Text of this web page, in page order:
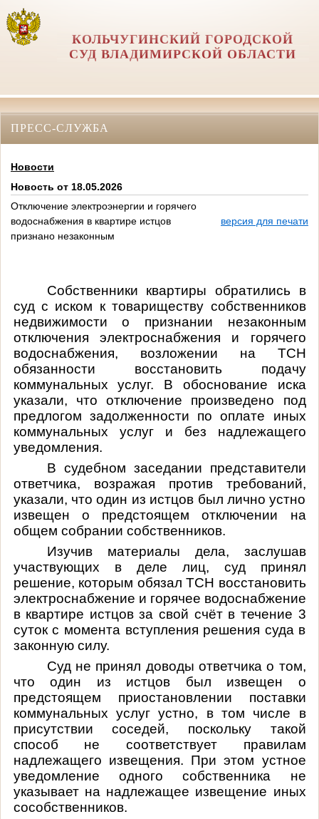
КОЛЬЧУГИНСКИЙ ГОРОДСКОЙ
СУД ВЛАДИМИРСКОЙ ОБЛАСТИ
ПРЕСС-СЛУЖБА
Новости
Новость от 18.05.2026
Отключение электроэнергии и горячего
водоснабжения в квартире истцов
признано незаконным
версия для печати
Собственники квартиры обратились в
суд с иском к товариществу собственников
недвижимости о признании незаконным
отключения электроснабжения и горячего
водоснабжения, возложении на ТСН
обязанности восстановить подачу
коммунальных услуг. В обоснование иска
указали, что отключение произведено под
предлогом задолженности по оплате иных
коммунальных услуг и без надлежащего
уведомления.
В судебном заседании представители
ответчика, возражая против требований,
указали, что один из истцов был лично устно
извещен о предстоящем отключении на
общем собрании собственников.
Изучив материалы дела, заслушав
участвующих в деле лиц, суд принял
решение, которым обязал ТСН восстановить
электроснабжение и горячее водоснабжение
в квартире истцов за свой счёт в течение 3
суток с момента вступления решения суда в
законную силу.
Суд не принял доводы ответчика о том,
что один из истцов был извещен о
предстоящем приостановлении поставки
коммунальных услуг устно, в том числе в
присутствии соседей, поскольку такой
способ не соответствует правилам
надлежащего извещения. При этом устное
уведомление одного собственника не
указывает на надлежащее извещение иных
сособственников.